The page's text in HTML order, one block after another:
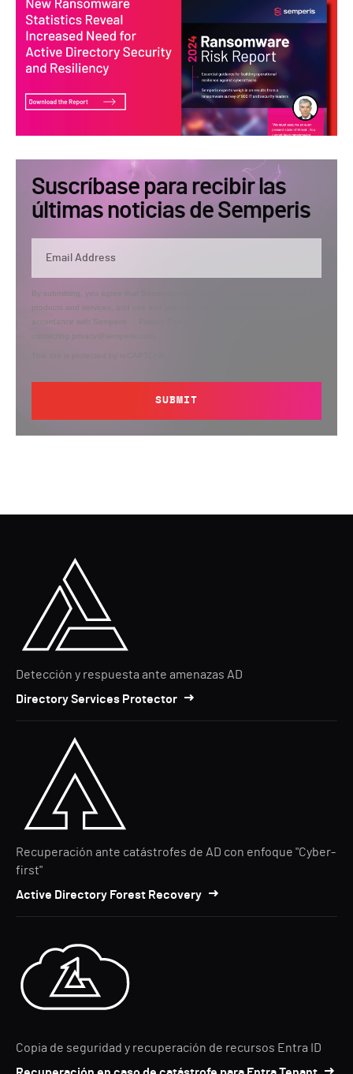
Suscríbase para recibir las
últimas noticias de Semperis
By submitting, you agree that Semperis may send you information regarding its
products and services, and use and process your personal information in
accordance with Semperis’
contacting privacy@semperis.com.
This site is protected by reCAPTCHA.
SUBMIT
Detección y respuesta ante amenazas AD
Directory Services Protector
Recuperación ante catástrofes de AD con enfoque "Cyber-
first"
Active Directory Forest Recovery
Copia de seguridad y recuperación de recursos Entra ID